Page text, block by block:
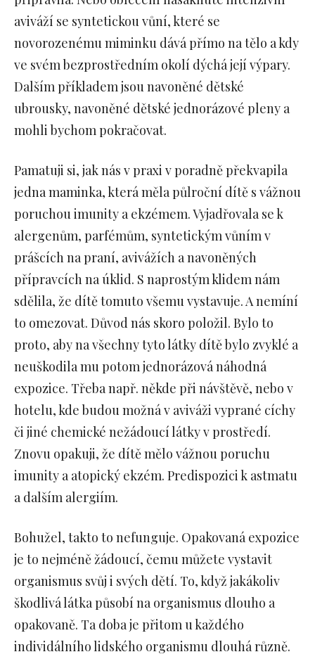
aviváží se syntetickou vůní, které se
novorozenému miminku dává přímo na tělo a kdy
ve svém bezprostředním okolí dýchá její výpary.
Dalším příkladem jsou navoněné dětské
ubrousky, navoněné dětské jednorázové pleny a
mohli bychom pokračovat.
Pamatuji si, jak nás v praxi v poradně překvapila
jedna maminka, která měla půlroční dítě s vážnou
poruchou imunity a ekzémem. Vyjadřovala se k
alergenům, parfémům, syntetickým vůním v
prášcích na praní, avivážích a navoněných
přípravcích na úklid. S naprostým klidem nám
sdělila, že dítě tomuto všemu vystavuje. A nemíní
to omezovat. Důvod nás skoro položil. Bylo to
proto, aby na všechny tyto látky dítě bylo zvyklé a
neuškodila mu potom jednorázová náhodná
expozice. Třeba např. někde při návštěvě, nebo v
hotelu, kde budou možná v aviváži vyprané cíchy
či jiné chemické nežádoucí látky v prostředí.
Znovu opakuji, že dítě mělo vážnou poruchu
imunity a atopický ekzém. Predispozici k astmatu
a dalším alergiím.
Bohužel, takto to nefunguje. Opakovaná expozice
je to nejméně žádoucí, čemu můžete vystavit
organismus svůj i svých dětí. To, když jakákoliv
škodlivá látka působí na organismus dlouho a
opakovaně. Ta doba je přitom u každého
individálního lidského organismu dlouhá různě.